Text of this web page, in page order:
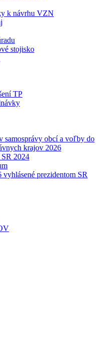
k návrhu VZN
stojisko
TP
samosprávy obcí a voľby do
krajov 2026
2024
vyhlásené prezidentom SR